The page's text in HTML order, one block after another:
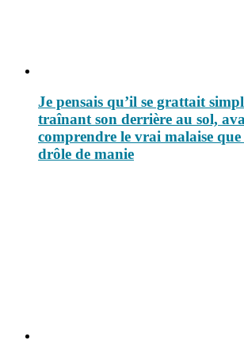
Je pensais qu’il se grattait
traînant son derrière au sol,
comprendre le vrai malaise que
drôle de manie